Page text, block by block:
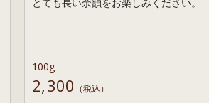
とても長い余韻をお楽しみください。
100g
2,300 （税込）